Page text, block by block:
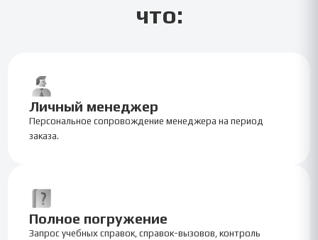
что:
Личный менеджер
Персональное сопровождение менеджера на период
заказа.
Полное погружение
Запрос учебных справок, справок-вызовов, контроль